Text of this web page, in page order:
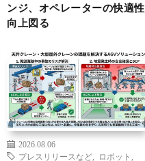
ンジ、オペレーターの快適性
向上図る
2026.08.06
プレスリリースなど
ロボット